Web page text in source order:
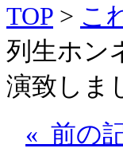
TOP > こ
列生ホン
演致しま
« 前の